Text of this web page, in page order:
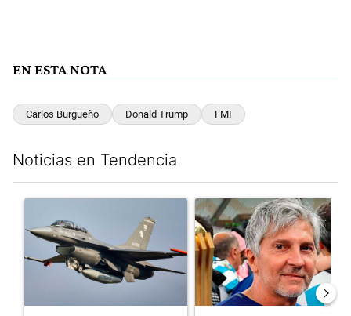
EN ESTA NOTA
Carlos Burgueño Donald Trump FMI
Noticias en Tendencia
Un artículo de tendencia con el título "Los aviones F 16
Un artículo de tendencia con